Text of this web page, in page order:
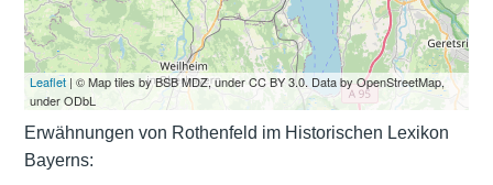
Leaflet| © Map tiles by BSB MDZ, under CC BY 3.0. Data by OpenStreetMap,
under ODbL
Erwähnungen von Rothenfeld im Historischen Lexikon
Bayerns: